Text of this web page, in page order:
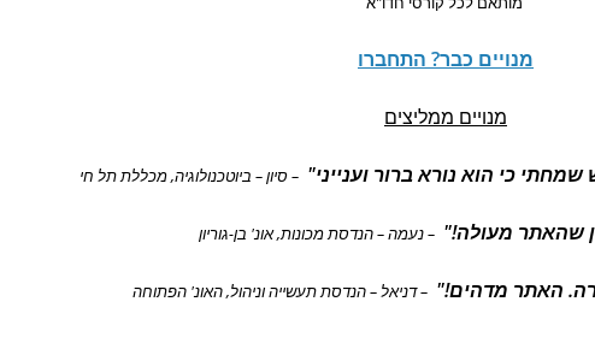
מנויים כבר? התחברו
מנויים ממליצים
כי הוא נורא ברור וענייני" – סיון – ביוטכנולוגיה, מכללת תל חי
שהאתר מעולה!" – נעמה – הנדסת מכונות, אונ' בן-גוריון
האתר מדהים!" – דניאל – הנדסת תעשייה וניהול, האונ' הפתוחה